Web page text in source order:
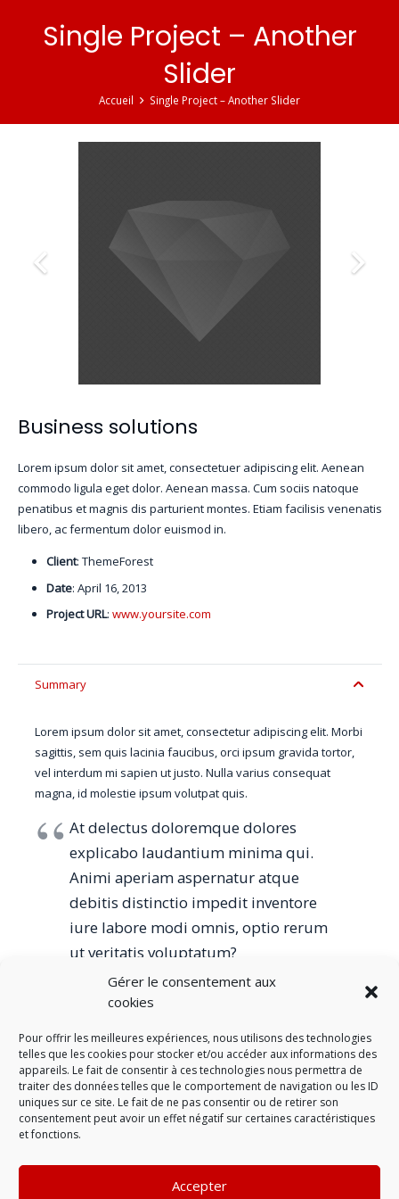
Gérer le consentement aux
cookies
Pour offrir les meilleures expériences, nous utilisons des technologies
telles que les cookies pour stocker et/ou accéder aux informations des
appareils. Le fait de consentir à ces technologies nous permettra de
traiter des données telles que le comportement de navigation ou les ID
uniques sur ce site. Le fait de ne pas consentir ou de retirer son
consentement peut avoir un effet négatif sur certaines caractéristiques
et fonctions.
Accepter
Single Project – Another
Slider
Accueil Single Project – Another Slider
Business solutions
Lorem ipsum dolor sit amet, consectetuer adipiscing elit. Aenean
commodo ligula eget dolor. Aenean massa. Cum sociis natoque
penatibus et magnis dis parturient montes. Etiam facilisis venenatis
libero, ac fermentum dolor euismod in.
Client: ThemeForest
Date: April 16, 2013
Project URL: www.yoursite.com
Summary
Lorem ipsum dolor sit amet, consectetur adipiscing elit. Morbi
sagittis, sem quis lacinia faucibus, orci ipsum gravida tortor,
vel interdum mi sapien ut justo. Nulla varius consequat
magna, id molestie ipsum volutpat quis.
At delectus doloremque dolores
explicabo laudantium minima qui.
Animi aperiam aspernatur atque
debitis distinctio impedit inventore
iure labore modi omnis, optio rerum
ut veritatis voluptatum?
ipsum dolor sit amet, consectetur adipiscing elit.
Extended Info
Additional Few Things